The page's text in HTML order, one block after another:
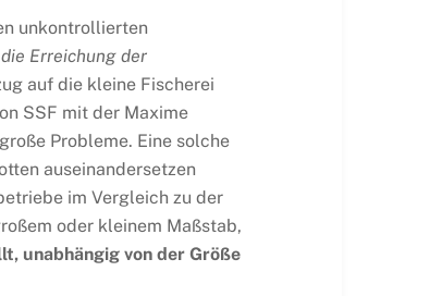
unkontrollierten
Erreichung der
auf die kleine Fischerei
SSF mit der Maxime
Probleme. Eine solche
auseinandersetzen
im Vergleich zu der
oder kleinem Maßstab,
unabhängig von der Größe